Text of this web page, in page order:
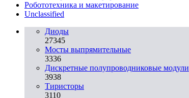
Робототехника и макетирование
Unclassified
Диоды
27345
Мосты выпрямительные
3336
Дискретные полупроводниковые модули
3938
Тиристоры
3110